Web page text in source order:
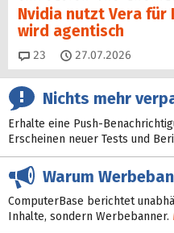
Nvidia nutzt Vera für
wird agentisch
23 Kommentare
27.07.2026
Nichts mehr
Erhalte eine Push-
Erscheinen neuer Tests und
Warum
ComputerBase berichtet
Inhalte, sondern Werbebanner.